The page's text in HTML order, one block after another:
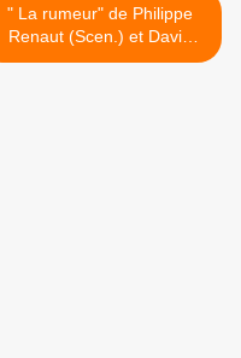
" La rumeur" de Philippe
Renaut (Scen.) et David
Barou (ill.), Boîte à bulles-